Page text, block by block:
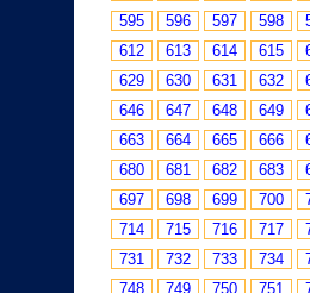
595
596 597 598
612
613 614 615
629
630 631 632
646
647 648 649
663
664 665 666
680
681 682 683
697
698 699 700
714
715 716 717
731
732 733 734
748
749 750 751